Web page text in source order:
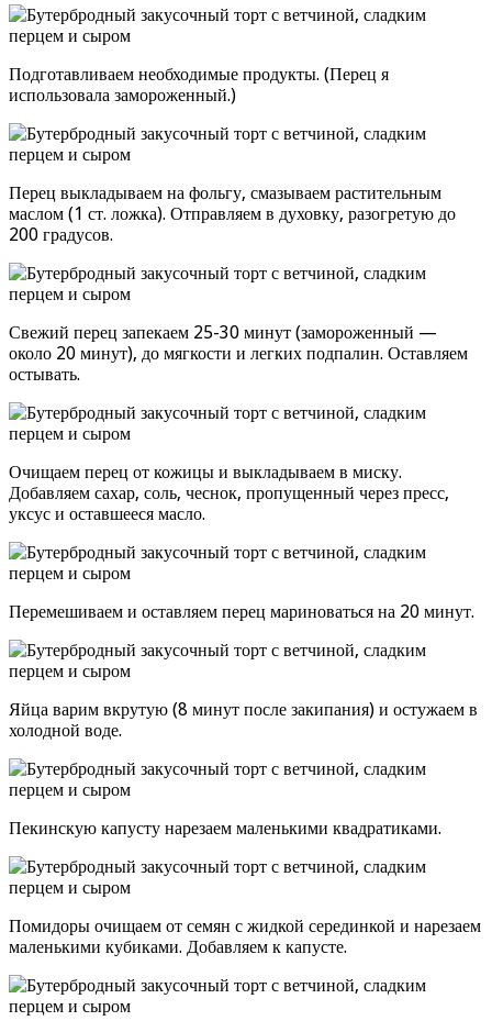
Подготавливаем необходимые продукты. (Перец я
использовала замороженный.)
Перец выкладываем на фольгу, смазываем растительным
маслом (1 ст. ложка). Отправляем в духовку, разогретую до
200 градусов.
Свежий перец запекаем 25-30 минут (замороженный —
около 20 минут), до мягкости и легких подпалин. Оставляем
остывать.
Очищаем перец от кожицы и выкладываем в миску.
Добавляем сахар, соль, чеснок, пропущенный через пресс,
уксус и оставшееся масло.
Перемешиваем и оставляем перец мариноваться на 20 минут.
Яйца варим вкрутую (8 минут после закипания) и остужаем в
холодной воде.
Пекинскую капусту нарезаем маленькими квадратиками.
Помидоры очищаем от семян с жидкой серединкой и нарезаем
маленькими кубиками. Добавляем к капусте.